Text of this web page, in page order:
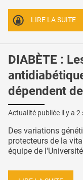
LIRE LA SUITE
DIABÈTE :
dépendent
Actualité publiée il y a 2
Des variations
protecteurs de la
équipe de